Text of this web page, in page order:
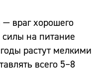
— враг хорошего
на питание
растут мелкими
всего 5–8